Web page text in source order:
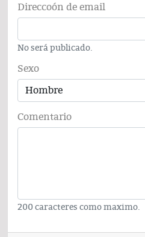
Direccoón de email
No será publicado.
Sexo
Comentario
200 caracteres como maximo.